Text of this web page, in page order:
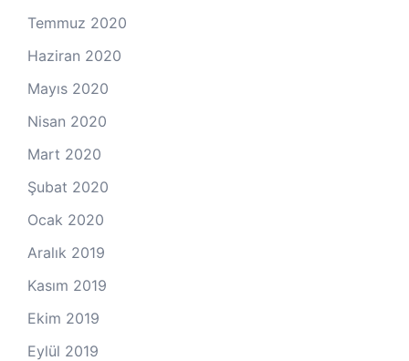
Temmuz 2020
Haziran 2020
Mayıs 2020
Nisan 2020
Mart 2020
Şubat 2020
Ocak 2020
Aralık 2019
Kasım 2019
Ekim 2019
Eylül 2019